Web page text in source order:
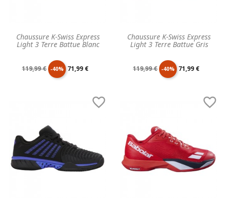
Chaussure K-Swiss Express
Light 3 Terre Battue Blanc
Prix
119,99 € -40% Prix
71,99 €
Chaussure K-Swiss Express
Light 3 Terre Battue Gris
Prix
119,99 € -40% Prix
71,99 €
 